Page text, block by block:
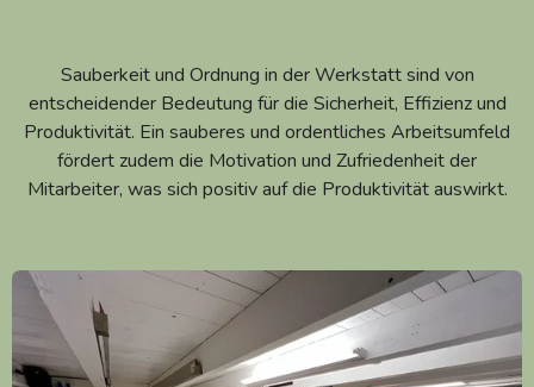
Sauberkeit und Ordnung in der Werkstatt sind von
entscheidender Bedeutung für die Sicherheit, Effizienz und
Produktivität. Ein sauberes und ordentliches Arbeitsumfeld
fördert zudem die Motivation und Zufriedenheit der
Mitarbeiter, was sich positiv auf die Produktivität auswirkt.